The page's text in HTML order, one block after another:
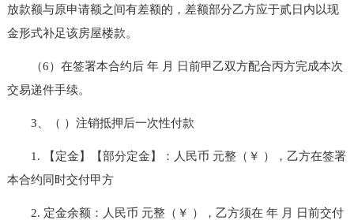
放款额与原申请额之间有差额的，差额部分乙方应于贰日内以现
金形式补足该房屋楼款。
（6）在签署本合约后 年 月 日前甲乙双方配合丙方完成本次
交易递件手续。
3、（ ）注销抵押后一次性付款
1. 【定金】【部分定金】：人民币 元整（￥ ），乙方在签署
本合约同时交付甲方
2. 定金余额：人民币 元整（￥ ），乙方须在 年 月 日前交付